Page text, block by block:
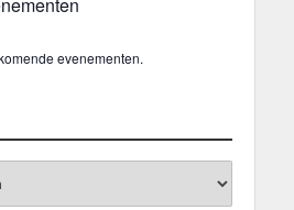
evenementen.